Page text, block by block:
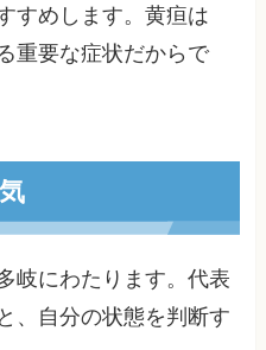
すめします。黄疸は
重要な症状だからで
岐にわたります。代表
、自分の状態を判断す